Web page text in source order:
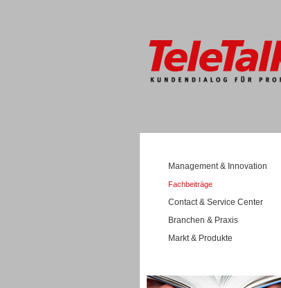
Management & Innovation
Fachbeiträge
Contact & Service Center
Branchen & Praxis
Markt & Produkte